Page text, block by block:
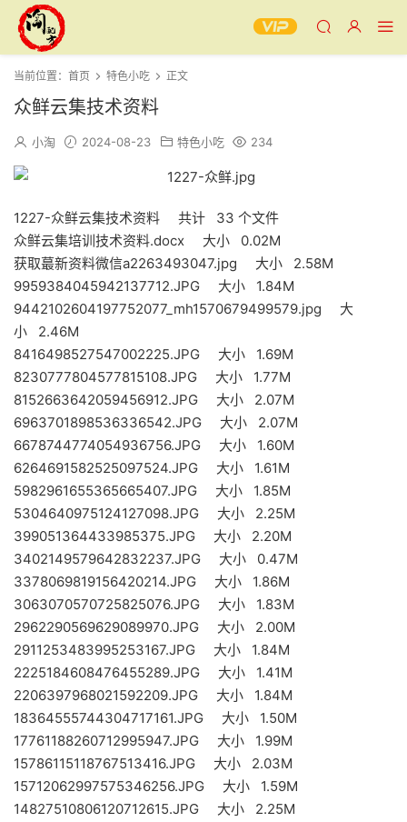
当前位置： 首页 特色小吃 正文
众鲜云集技术资料
小淘 2024-08-23 特色小吃 234
1227-众鲜云集技术资料 共计 33 个文件
众鲜云集培训技术资料.docx 大小 0.02M
获取蕞新资料微信a2263493047.jpg 大小 2.58M
9959384045942137712.JPG 大小 1.84M
9442102604197752077_mh1570679499579.jpg 大
小 2.46M
8416498527547002225.JPG 大小 1.69M
8230777804577815108.JPG 大小 1.77M
8152663642059456912.JPG 大小 2.07M
6963701898536336542.JPG 大小 2.07M
6678744774054936756.JPG 大小 1.60M
6264691582525097524.JPG 大小 1.61M
5982961655365665407.JPG 大小 1.85M
5304640975124127098.JPG 大小 2.25M
399051364433985375.JPG 大小 2.20M
3402149579642832237.JPG 大小 0.47M
3378069819156420214.JPG 大小 1.86M
3063070570725825076.JPG 大小 1.83M
2962290569629089970.JPG 大小 2.00M
2911253483995253167.JPG 大小 1.84M
2225184608476455289.JPG 大小 1.41M
2206397968021592209.JPG 大小 1.84M
18364555744304717161.JPG 大小 1.50M
17761188260712995947.JPG 大小 1.99M
15786115118767513416.JPG 大小 2.03M
15712062997575346256.JPG 大小 1.59M
14827510806120712615.JPG 大小 2.25M